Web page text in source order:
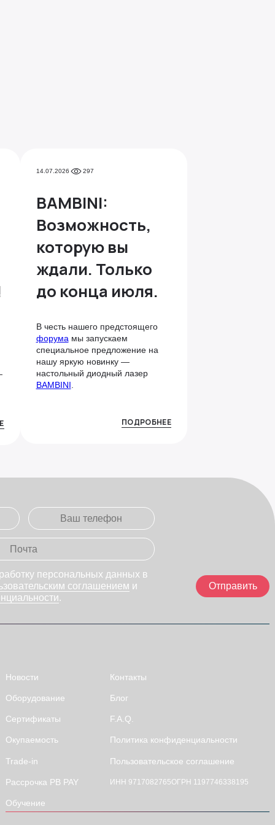
14.07.2026 297
BAMBINI:
Возможность,
которую вы
ждали. Только
до конца июля.
В честь нашего предстоящего
форума мы запускаем
специальное предложение на
нашу яркую новинку —
настольный диодный лазер
BAMBINI
ПОДРОБНЕЕ
персональных данных в
соглашением и
.
Отправить
Новости
Оборудование
Сертификаты
Окупаемость
Trade-in
Рассрочка PB PAY
Обучение
Контакты
Блог
F.A.Q.
Политика конфиденциальности
Пользовательское соглашение
ИНН 9717082765ОГРН 1197746338195